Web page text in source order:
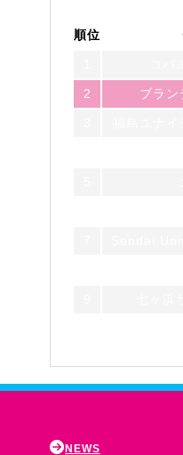
順位
2 ブラン
NEWS